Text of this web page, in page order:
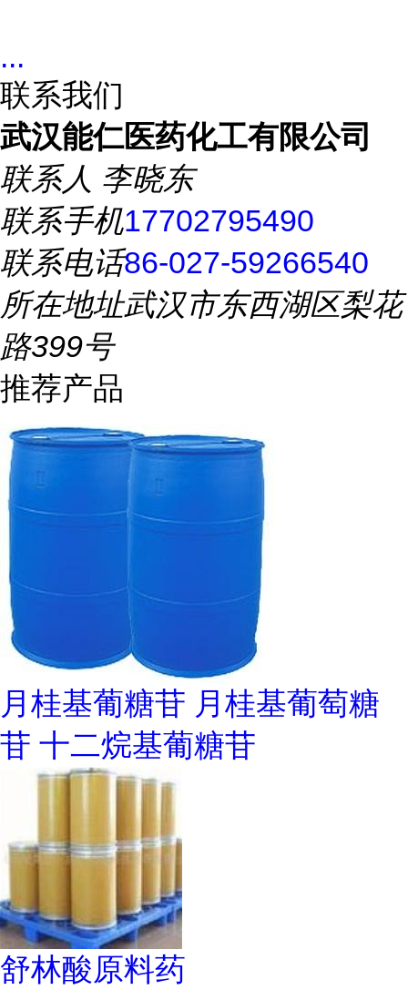
...
联系我们
武汉能仁医药化工有限公司
联系人 李晓东
联系手机17702795490
联系电话86-027-59266540
所在地址武汉市东西湖区梨花
路399号
推荐产品
月桂基葡糖苷 月桂基葡萄糖
苷 十二烷基葡糖苷
舒林酸原料药